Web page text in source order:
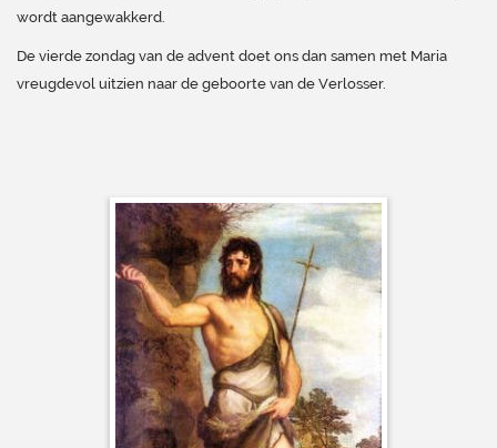
wordt aangewakkerd.
De vierde zondag van de advent doet ons dan samen met Maria
vreugdevol uitzien naar de geboorte van de Verlosser.